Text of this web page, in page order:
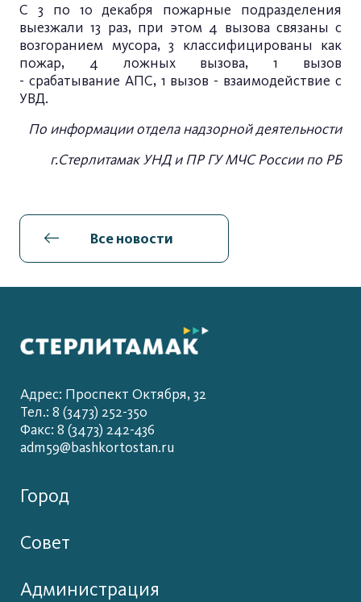
С 3 по 10 декабря пожарные подразделения
выезжали 13 раз, при этом 4 вызова связаны с
возгоранием мусора, 3 классифицированы как
пожар, 4 ложных вызова, 1 вызов
- срабатывание АПС, 1 вызов - взаимодействие с
УВД.
По информации отдела надзорной деятельности
г.Стерлитамак УНД и ПР ГУ МЧС России по РБ
Все новости
Адрес: Проспект Октября, 32
Тел.: 8 (3473) 252-350
Факс: 8 (3473) 242-436
adm59@bashkortostan.ru
Город
Совет
Администрация